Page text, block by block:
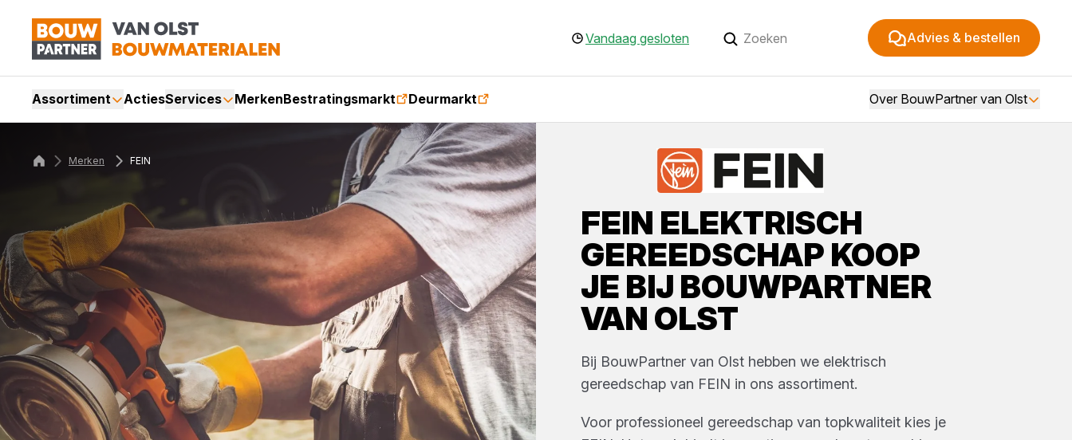
Vandaag gesloten Advies & bestellen
Assortiment ActiesServices MerkenBestratingsmarkt Deurmarkt Over BouwPartner van Olst
FEIN ELEKTRISCH
GEREEDSCHAP KOOP
JE BIJ BOUWPARTNER
VAN OLST
Bij BouwPartner van Olst hebben we elektrisch
gereedschap van FEIN in ons assortiment.
Voor professioneel gereedschap van topkwaliteit kies je
Merken FEIN